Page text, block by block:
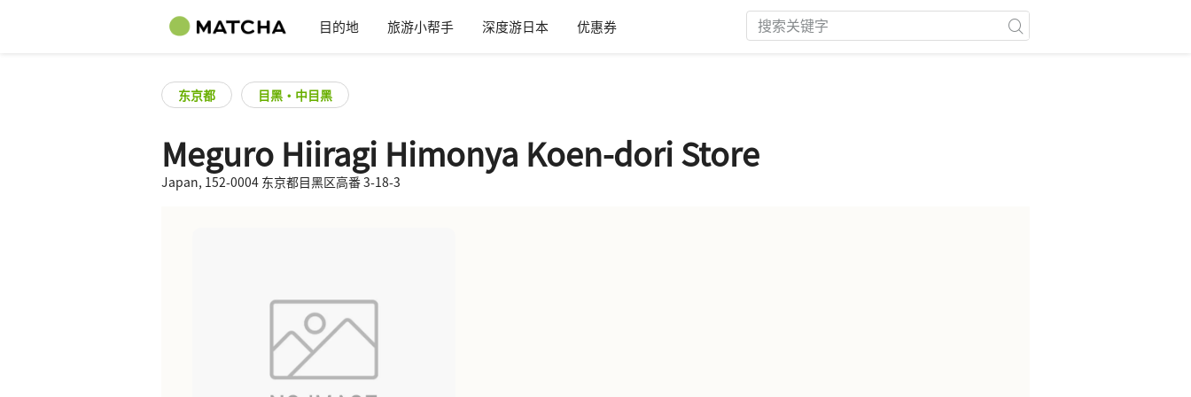
目的地 旅游小帮手 深度游日本 优惠券
东京都 目黑・中目黑
Meguro Hiiragi Himonya Koen-dori Store
Japan, 152-0004 东京都目黑区高番 3-18-3